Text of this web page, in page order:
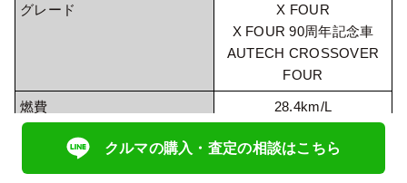
グレード
X FOUR
X FOUR 90周年記念車
AUTECH CROSSOVER
FOUR
燃費 28.4km/L
ガソリン代（年間2,400km走
約16,600円
クルマの購入・査定の相談はこちら